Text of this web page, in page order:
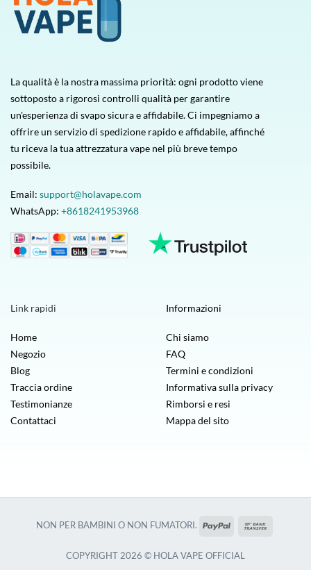
La qualità è la nostra massima priorità: ogni prodotto viene
sottoposto a rigorosi controlli qualità per garantire
un'esperienza di svapo sicura e affidabile. Ci impegniamo a
offrire un servizio di spedizione rapido e affidabile, affinché
tu riceva la tua attrezzatura vape nel più breve tempo
possibile.
Email: support@holavape.com
WhatsApp: +8618241953968
Link rapidi
Home
Negozio
Blog
Traccia ordine
Testimonianze
Contattaci
Informazioni
Chi siamo
FAQ
Termini e condizioni
Informativa sulla privacy
Rimborsi e resi
Mappa del sito
NON PER BAMBINI O NON FUMATORI. PayPal
COPYRIGHT 2026 © HOLA VAPE OFFICIAL